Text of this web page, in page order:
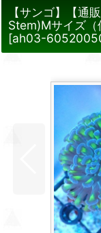
【サンゴ】【通
Stem)Mサイズ（
[ah03-